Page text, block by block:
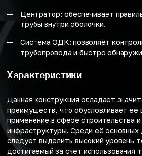
Центратор: обеспечивает
трубы внутри оболочки.
Система ОДК: позволяет
трубопровода и быстро
Характеристики
Данная конструкция обладает
преимуществ, что обусловливает её
применение в сфере строительства
инфраструктуры. Среди её основных
следует выделить высокий уровень
достигаемый за счёт использования